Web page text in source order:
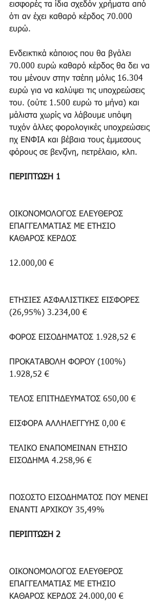
εισφορές τα ίδια σχεδόν χρήματα από
ότι αν έχει καθαρό κέρδος 70.000
ευρώ.
Ενδεικτικά κάποιος που θα βγάλει
70.000 ευρώ καθαρό κέρδος θα δει να
του μένουν στην τσέπη μόλις 16.304
ευρώ για να καλύψει τις υποχρεώσεις
του. (ούτε 1.500 ευρώ το μήνα) και
μάλιστα χωρίς να λάβουμε υπόψη
τυχόν άλλες φορολογικές υποχρεώσεις
πχ ΕΝΦΙΑ και βέβαια τους έμμεσους
φόρους σε βενζίνη, πετρέλαιο, κλπ.
ΠΕΡΙΠΤΩΣΗ 1
ΟΙΚΟΝΟΜΟΛΟΓΟΣ ΕΛΕΥΘΕΡΟΣ
ΕΠΑΓΓΕΛΜΑΤΙΑΣ ΜΕ ΕΤΗΣΙΟ
ΚΑΘΑΡΟΣ ΚΕΡΔΟΣ
12.000,00 €
ΕΤΗΣΙΕΣ ΑΣΦΑΛΙΣΤΙΚΕΣ ΕΙΣΦΟΡΕΣ
(26,95%) 3.234,00 €
ΦΟΡΟΣ ΕΙΣΟΔΗΜΑΤΟΣ 1.928,52 €
ΠΡΟΚΑΤΑΒΟΛΗ ΦΟΡΟΥ (100%)
1.928,52 €
ΤΕΛΟΣ ΕΠΙΤΗΔΕΥΜΑΤΟΣ 650,00 €
ΕΙΣΦΟΡΑ ΑΛΛΗΛΕΓΓΥΗΣ 0,00 €
ΤΕΛΙΚΟ ΕΝΑΠΟΜΕΙΝΑΝ ΕΤΗΣΙΟ
ΕΙΣΟΔΗΜΑ 4.258,96 €
ΠΟΣΟΣΤΟ ΕΙΣΟΔΗΜΑΤΟΣ ΠΟΥ ΜΕΝΕΙ
ΕΝΑΝΤΙ ΑΡΧΙΚΟΥ 35,49%
ΠΕΡΙΠΤΩΣΗ 2
ΟΙΚΟΝΟΜΟΛΟΓΟΣ ΕΛΕΥΘΕΡΟΣ
ΕΠΑΓΓΕΛΜΑΤΙΑΣ ΜΕ ΕΤΗΣΙΟ
ΚΑΘΑΡΟΣ ΚΕΡΔΟΣ 24.000,00 €